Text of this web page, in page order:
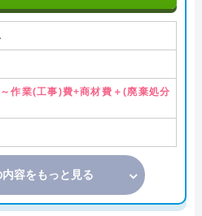
作業(工事)費+商材費＋(廃棄処分
容をもっと見る